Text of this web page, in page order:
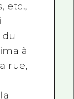
etc.,
à
rue,